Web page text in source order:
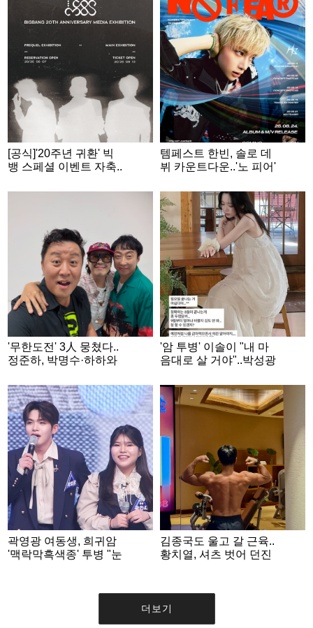
[공식]'20주년 귀환' 빅
뱅 스페셜 이벤트 자축..
템페스트 한빈, 솔로 데
뷔 카운트다운..'노 피어'
공개
'무한도전' 3人 뭉쳤다..
정준하, 박명수·하하와
'암 투병' 이솔이 "내 마
음대로 살 거야"..박성광
곽영광 여동생, 희귀암
'맥락막흑색종' 투병 "눈
김종국도 울고 갈 근육..
황치열, 셔츠 벗어 던진
더보기